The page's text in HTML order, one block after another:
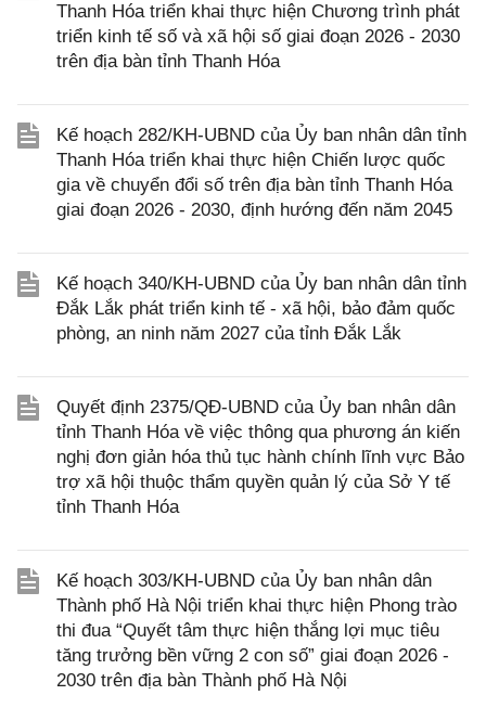
Thanh Hóa triển khai thực hiện Chương trình phát
triển kinh tế số và xã hội số giai đoạn 2026 - 2030
trên địa bàn tỉnh Thanh Hóa
Kế hoạch 282/KH-UBND của Ủy ban nhân dân tỉnh
Thanh Hóa triển khai thực hiện Chiến lược quốc
gia về chuyển đổi số trên địa bàn tỉnh Thanh Hóa
giai đoạn 2026 - 2030, định hướng đến năm 2045
Kế hoạch 340/KH-UBND của Ủy ban nhân dân tỉnh
Đắk Lắk phát triển kinh tế - xã hội, bảo đảm quốc
phòng, an ninh năm 2027 của tỉnh Đắk Lắk
Quyết định 2375/QĐ-UBND của Ủy ban nhân dân
tỉnh Thanh Hóa về việc thông qua phương án kiến
nghị đơn giản hóa thủ tục hành chính lĩnh vực Bảo
trợ xã hội thuộc thẩm quyền quản lý của Sở Y tế
tỉnh Thanh Hóa
Kế hoạch 303/KH-UBND của Ủy ban nhân dân
Thành phố Hà Nội triển khai thực hiện Phong trào
thi đua “Quyết tâm thực hiện thắng lợi mục tiêu
tăng trưởng bền vững 2 con số” giai đoạn 2026 -
2030 trên địa bàn Thành phố Hà Nội